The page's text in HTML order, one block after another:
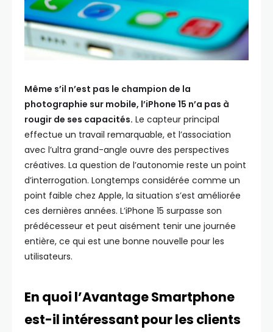
Même s’il n’est pas le champion de la
photographie sur mobile, l’iPhone 15 n’a pas à
rougir de ses capacités. Le capteur principal
effectue un travail remarquable, et l’association
avec l’ultra grand-angle ouvre des perspectives
créatives. La question de l’autonomie reste un point
d’interrogation. Longtemps considérée comme un
point faible chez Apple, la situation s’est améliorée
ces dernières années. L’iPhone 15 surpasse son
prédécesseur et peut aisément tenir une journée
entière, ce qui est une bonne nouvelle pour les
utilisateurs.
En quoi l’Avantage Smartphone
est-il intéressant pour les clients